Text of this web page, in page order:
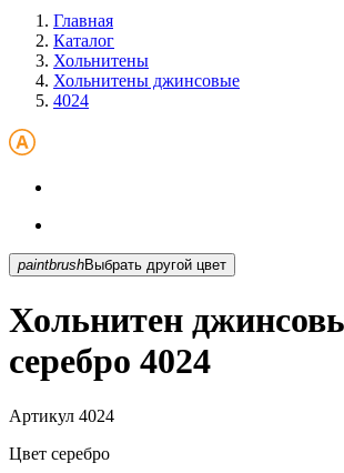
Главная
Каталог
Хольнитены
Хольнитены джинсовые
4024
paintbrush Выбрать другой цвет
Хольнитен
серебро 4024
Артикул 4024
Цвет серебро